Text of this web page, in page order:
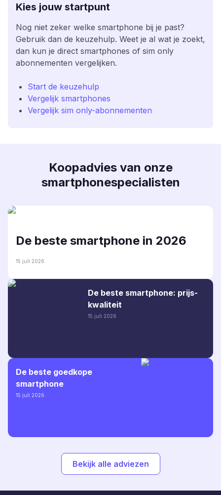
Kies jouw startpunt
Nog niet zeker welke smartphone bij je past?
Gebruik dan de keuzehulp. Weet je al wat je zoekt,
dan kun je direct smartphones of sim only
abonnementen vergelijken.
Start de keuzehulp
Vergelijk smartphones
Vergelijk sim only-abonnementen
Koopadvies van onze
smartphonespecialisten
De beste smartphone in 2026
15 juli 2026
De beste smartphone: prijs-
kwaliteit
15 juli 2026
De beste goedkope
smartphone
15 juli 2026
Bekijk alle adviezen